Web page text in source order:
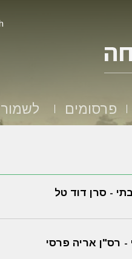
פרסומים
- סרן דוד טל
רס"ן אריה פרסי